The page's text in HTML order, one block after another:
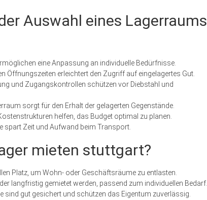
Auswahl eines Lagerraums
eine Anpassung an individuelle Bedürfnisse.
Öffnungszeiten erleichtert den Zugriff auf eingelagertes Gut.
und Zugangskontrollen schützen vor Diebstahl und
sorgt für den Erhalt der gelagerten Gegenstände.
helfen, das Budget optimal zu planen.
spart Zeit und Aufwand beim Transport.
mieten stuttgart?
Platz, um Wohn- oder Geschäftsräume zu entlasten.
langfristig gemietet werden, passend zum individuellen Bedarf.
sind gut gesichert und schützen das Eigentum zuverlässig.